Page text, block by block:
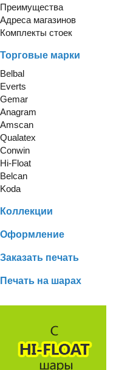
Преимущества
Адреса магазинов
Комплекты стоек
Торговые марки
Belbal
Everts
Gemar
Anagram
Amscan
Qualatex
Conwin
Hi-Float
Belcan
Koda
Коллекции
Оформление
Заказать печать
Печать на шарах